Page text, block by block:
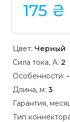
175 ₴
Цвет: Черный
Сила тока, А: 2
Особенности: -
Длина, м: 3
Гарантия,
Тип